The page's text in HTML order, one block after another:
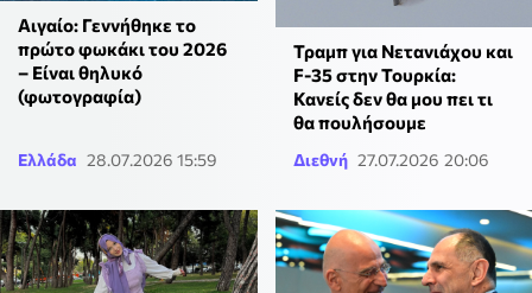
Αιγαίο: Γεννήθηκε το
πρώτο φωκάκι του 2026
– Είναι θηλυκό
(φωτογραφία)
Ελλάδα 28.07.2026 15:59
Τραμπ για Νετανιάχου και
F-35 στην Τουρκία:
Κανείς δεν θα μου πει τι
θα πουλήσουμε
Διεθνή 27.07.2026 20:06